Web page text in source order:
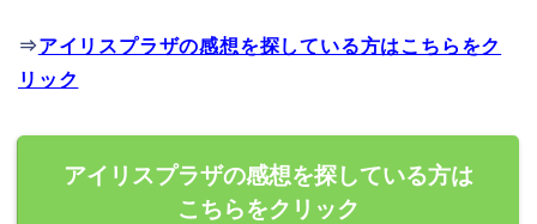
⇒アイリスプラザの感想を探している方はこちらをク
リック
アイリスプラザの感想を探している方は
こちらをクリック